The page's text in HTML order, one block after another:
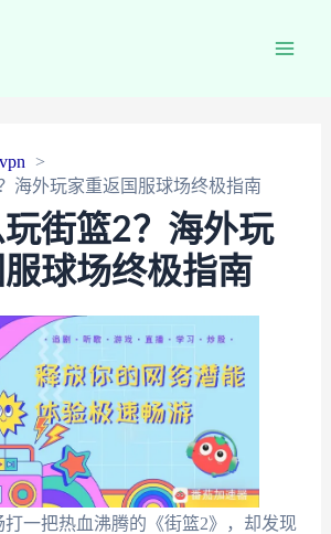
海外玩家重返国服球场终极指南
街篮2？海外玩
球场终极指南
打一把热血沸腾的《街篮2》，却发现